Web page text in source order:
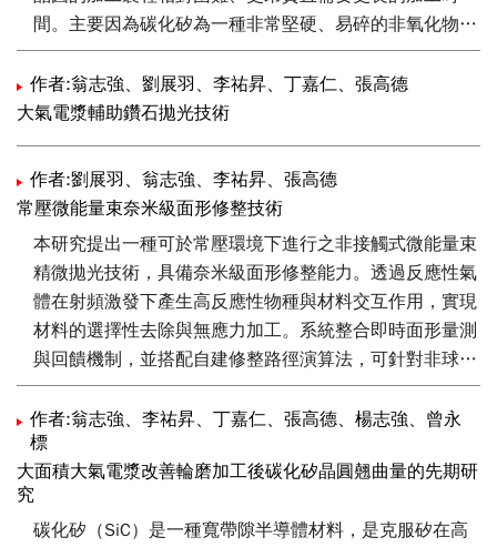
間。主要因為碳化矽為一種非常堅硬、易碎的非氧化物陶
瓷材料。本研究主要開發超音波輔助輪磨技術以及電漿輔
助拋光兩種複合加工技術，作為提升碳化矽晶圓加工速率
的手段。
作者:翁志強、劉展羽、李祐昇、丁嘉仁、張高德
大氣電漿輔助鑽石拋光技術
作者:劉展羽、翁志強、李祐昇、張高德
常壓微能量束奈米級面形修整技術
本研究提出一種可於常壓環境下進行之非接觸式微能量束
精微拋光技術，具備奈米級面形修整能力。透過反應性氣
體在射頻激發下產生高反應性物種與材料交互作用，實現
材料的選擇性去除與無應力加工。系統整合即時面形量測
與回饋機制，並搭配自建修整路徑演算法，可針對非球面
與自由曲面光學元件進行高精度修整，達成面形誤差 ＜
λ/10與表面粗糙度Ra~1 nm。特別適用於高精度光學鏡
片製程中後段之精密加工需求，展現其在精密光學製造領
域的高度適應性與技術潛力。
作者:翁志強、李祐昇、丁嘉仁、張高德、楊志強、曾永
標
大面積大氣電漿改善輪磨加工後碳化矽晶圓翹曲量的先期研
究
碳化矽（SiC）是一種寬帶隙半導體材料，是克服矽在高